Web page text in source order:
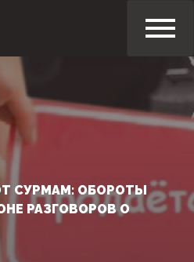
СУРМАМ: ОБОРОТЫ
РАЗГОВОРОВ О